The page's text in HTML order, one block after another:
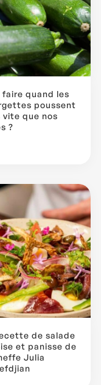
faire quand les
poussent
vite que nos
?
de salade
et panisse de
Julia